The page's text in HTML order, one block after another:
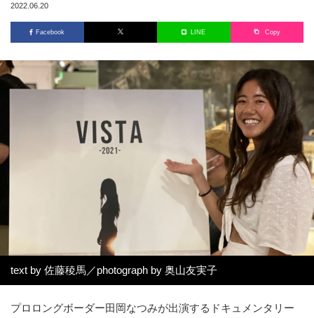
2022.06.20
Facebook LINE Copy
text by 佐藤稜馬／photograph by 奥山友実子
プロロングボーダー田岡なつみが出演するドキュメンタリー